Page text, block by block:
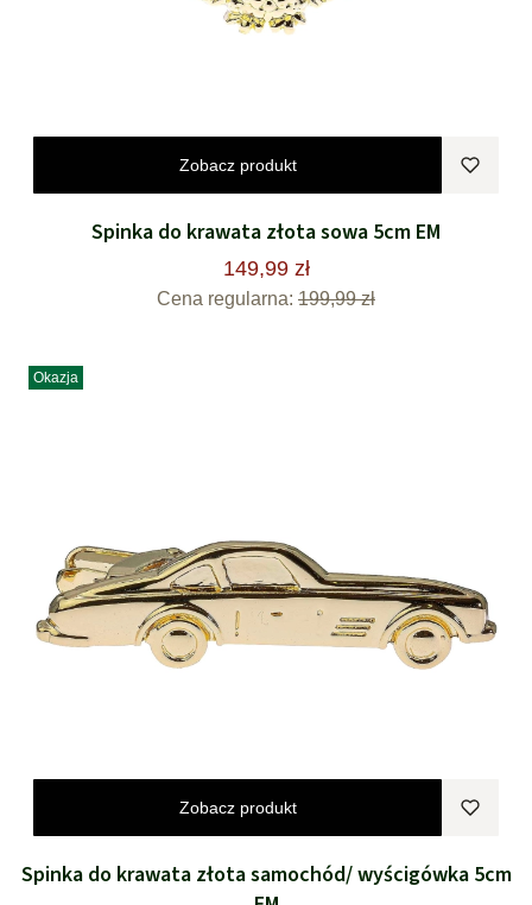
Zobacz produkt
Spinka do krawata złota sowa 5cm EM
149,99 zł
Cena regularna: 199,99 zł
Okazja
Zobacz produkt
Spinka do krawata złota samochód/ wyścigówka 5cm